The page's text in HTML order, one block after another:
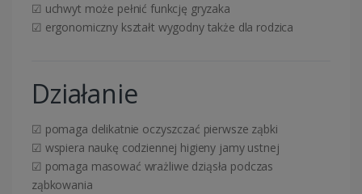
☑ uchwyt może pełnić funkcję gryzaka
☑ ergonomiczny kształt wygodny także dla rodzica
Działanie
☑ pomaga delikatnie oczyszczać pierwsze ząbki
☑ wspiera naukę codziennej higieny jamy ustnej
☑ pomaga masować wrażliwe dziąsła podczas
ząbkowania